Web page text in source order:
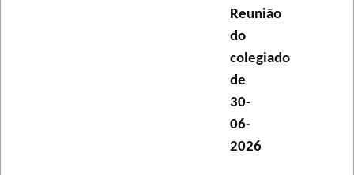
Reunião
do
colegiado
de
30-
06-
2026